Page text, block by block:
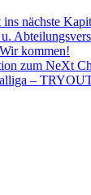
nächste
kommen!
zum NeXt
–